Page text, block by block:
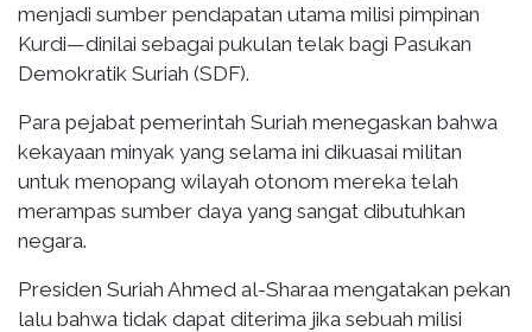
menjadi sumber pendapatan utama milisi pimpinan
Kurdi—dinilai sebagai pukulan telak bagi Pasukan
Demokratik Suriah (SDF).
Para pejabat pemerintah Suriah menegaskan bahwa
kekayaan minyak yang selama ini dikuasai militan
untuk menopang wilayah otonom mereka telah
merampas sumber daya yang sangat dibutuhkan
negara.
Presiden Suriah Ahmed al-Sharaa mengatakan pekan
lalu bahwa tidak dapat diterima jika sebuah milisi